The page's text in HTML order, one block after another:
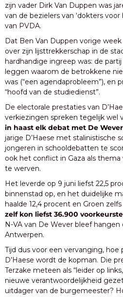
zijn vader Dirk Van Duppen was
van de bezielers van ‘dokters
van PVDA.
Dat Ben Van Duppen vorige week
over zijn lijsttrekkerschap in de
hardhandige ingreep was: de
leggen waarom de betrokkene
was (“een agendaprobleem”),
“hoofd van de studiedienst”.
De electorale prestaties van
verkiezingen spreken tegelijk wel
in haast elk debat met De
jarige D’Haese met stalinistische
jongeren in schooldebatten te
ook het conflict in Gaza als
te werven.
Het leverde op 9 juni liefst 22,5
binnenstad op, en het duidelijke
haalde 12,4 procent en Groen zelfs
zelf kon liefst 36.900
N-VA van De Wever bleef
Antwerpen.
Tijd dus voor een vervanging, hoe
D’Haese wordt de kopman. Die
Terzake meteen als “leider op
nieuwe verantwoordelijkheid
uitdager van de burgemeester?